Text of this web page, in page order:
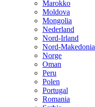
Marokko
Moldova
Mongolia
Nederland
Nord-Irland
Nord-Makedonia
Norge
Oman
Peru
Polen
Portugal
Romania